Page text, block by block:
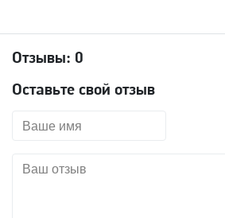
Отзывы: 0
Оставьте свой отзыв